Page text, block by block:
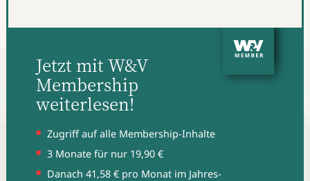
Jetzt mit W&V
Membership
weiterlesen!
Zugriff auf alle Membership-Inhalte
3 Monate für nur 19,90 €
Danach 41,58 € pro Monat im Jahres-